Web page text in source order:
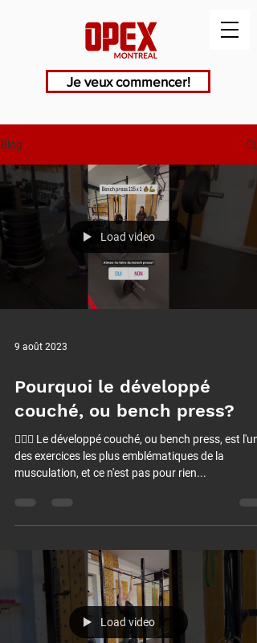
Je veux commencer!
Blog
Load video
9 août 2023
Pourquoi le développé
couché, ou bench press?
🏋️‍♂️💥 Le développé couché, ou bench press, est l'un
des exercices les plus emblématiques de la
musculation, et ce n'est pas pour rien...
Load video